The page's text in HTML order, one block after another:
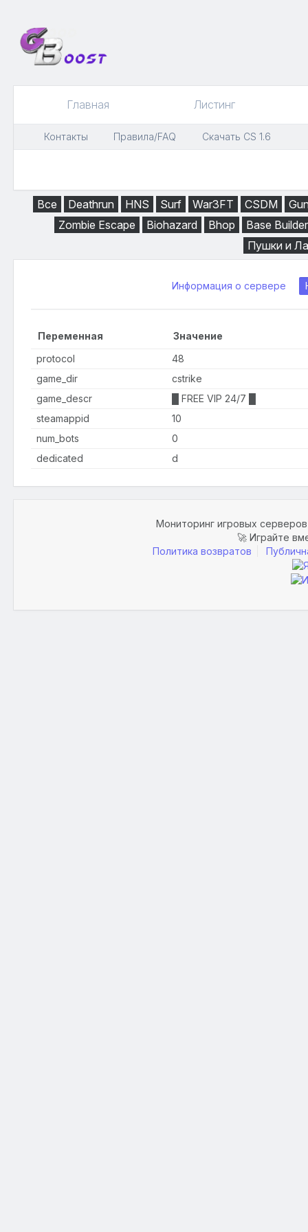
Главная Листинг
Контакты Правила/FAQ Скачать CS 1.6
Все Deathrun HNS Surf War3FT CSDM
Zombie Escape
Biohazard Bhop
Base Builder
Пушки и
Информация о сервере
Переменная
Значение
protocol
48
game_dir
cstrike
game_descr
█ FREE VIP 24/7 █
steamappid
10
num_bots
0
dedicated
d
Мониторинг игровых
🚀 Играйте
Политика возвратов